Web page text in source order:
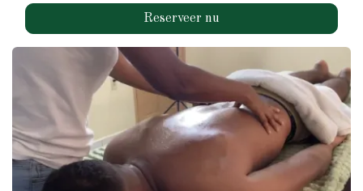
en benen. De behandeling wordt afgestemd op jouw
lichaam en kan zowel ontspannend als licht
therapeutisch zijn.
Deze massage is ideaal als je:
Stress wilt verminderen
Spierspanning wilt loslaten
Regelmatig onderhoud voor je lichaam zoekt
Voor het beste resultaat adviseren wij deze massage
Reserveer nu